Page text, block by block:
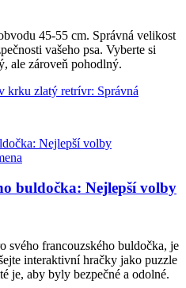
45-55 cm. Správná velikost
vašeho psa. Vyberte si
ale zároveň pohodlný.
krku zlatý retrívr: Správná
buldočka: Nejlepší volby
svého francouzského buldočka, je
interaktivní hračky jako puzzle
je, aby byly bezpečné a odolné.